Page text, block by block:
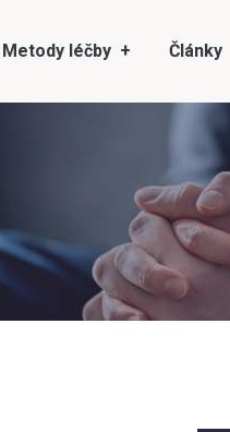
Metody léčby Články